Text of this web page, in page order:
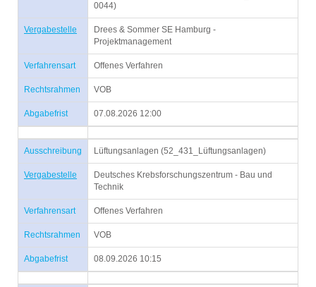
0044)
Vergabestelle
Drees & Sommer SE Hamburg -
Projektmanagement
Verfahrensart Offenes Verfahren
Rechtsrahmen VOB
Abgabefrist 07.08.2026 12:00
Ausschreibung Lüftungsanlagen (52_431_Lüftungsanlagen)
Vergabestelle
Deutsches Krebsforschungszentrum - Bau und
Technik
Verfahrensart Offenes Verfahren
Rechtsrahmen VOB
Abgabefrist 08.09.2026 10:15